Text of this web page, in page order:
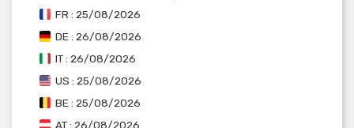
FR : 25/08/2026
DE : 26/08/2026
IT : 26/08/2026
US : 25/08/2026
BE : 25/08/2026
AT : 26/08/2026